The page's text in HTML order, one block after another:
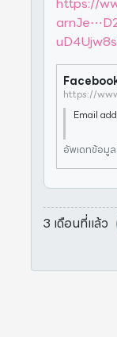
Email
อัพเดทข้อมู
3 เดือนที่แล้ว